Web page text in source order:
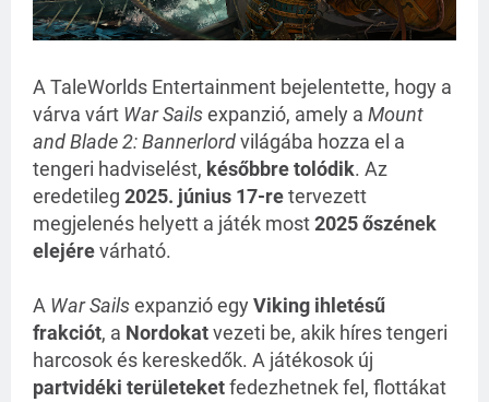
A TaleWorlds Entertainment bejelentette, hogy a
várva várt War Sailsexpanzió, amely a Mount
and Blade 2: Bannerlordvilágába hozza el a
tengeri hadviselést, későbbre tolódik. Az
eredetileg 2025. június 17-retervezett
megjelenés helyett a játék most2025 őszének
elejérevárható.
A War Sailsexpanzió egyViking ihletésű
frakciót, a Nordokatvezeti be, akik híres tengeri
harcosok és kereskedők. A játékosok új
partvidéki területeketfedezhetnek fel, flottákat